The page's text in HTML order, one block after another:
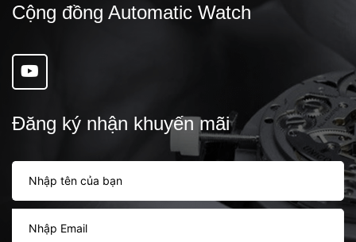
Cộng đồng Automatic Watch
Đăng ký nhận khuyến mãi